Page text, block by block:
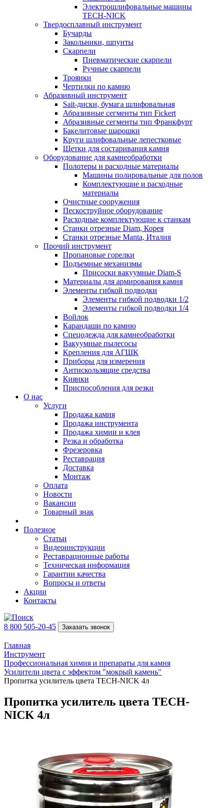
Электрошлифовальные машины
TECH-NICK
Твердосплавный инструмент
Бучарды
Закольники, шпунты
Скарпели
Пневматические скарпели
Ручные скарпели
Троянки
Чертилки по камню
Абразивный инструмент
Sait-диски, бумага шлифовальная
Абразивные сегменты тип Fickert
Абразивные сегменты тип Франкфурт
Бакелитовые шарошки
Круги шлифовальные лепестковые
Щетки для состаривания камня
Оборудование для камнеобработки
Полотеры и расходные материалы
Машины полировальные для полов
Комплектующие и расходные
материалы
Очистные сооружения
Пескоструйное оборудование
Расходные комплектующие к станкам
Станки отрезные Diam, Корея
Станки отрезные Manta, Италия
Прочий инструмент
Пропановые горелки
Подъeмные механизмы
Присоски вакуумные Diam-S
Материалы для армирования камня
Элементы гибкой подводки
Элементы гибкой подводки 1/2
Элементы гибкой подводки 1/4
Войлок
Карандаши по камню
Спецодежда для камнеобработки
Вакуумные пылесосы
Крепления для АГШК
Приборы для измерения
Антискользящие средства
Киянки
Приспособления для резки
О нас
Услуги
Продажа камня
Продажа инструмента
Продажа химии и клея
Резка и обработка
Фрезеровка
Реставрация
Доставка
Монтаж
Оплата
Новости
Вакансии
Товарный знак
Полезное
Статьи
Видеоинструкции
Реставрационные работы
Техническая информация
Гарантии качества
Вопросы и ответы
Акции
Контакты
8 800 505-20-45 Заказать звонок
Главная
Инструмент
Профессиональная химия и препараты для камня
Усилители цвета с эффектом "мокрый камень"
Пропитка усилитель цвета TECH-NICK 4л
Пропитка усилитель цвета TECH-
NICK 4л